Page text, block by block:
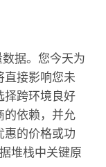
据。您今天为
直接影响您未
择跨环境良好
的依赖，并允
惠的价格或功
堆栈中关键原